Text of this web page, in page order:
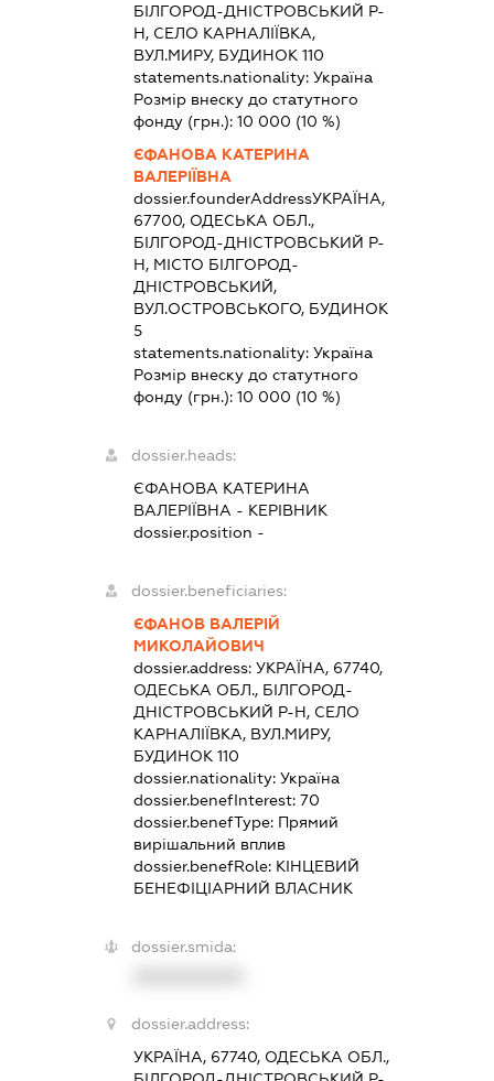
БІЛГОРОД-ДНІСТРОВСЬКИЙ Р-
Н, СЕЛО КАРНАЛІЇВКА,
ВУЛ.МИРУ, БУДИНОК 110
statements.nationality: Україна
Розмір внеску до статутного
фонду (грн.): 10 000 (10 %)
ЄФАНОВА КАТЕРИНА
ВАЛЕРІЇВНА
dossier.founderAddressУКРАЇНА,
67700, ОДЕСЬКА ОБЛ.,
БІЛГОРОД-ДНІСТРОВСЬКИЙ Р-
Н, МІСТО БІЛГОРОД-
ДНІСТРОВСЬКИЙ,
ВУЛ.ОСТРОВСЬКОГО, БУДИНОК
5
statements.nationality: Україна
Розмір внеску до статутного
фонду (грн.): 10 000 (10 %)
dossier.heads:
ЄФАНОВА КАТЕРИНА
ВАЛЕРІЇВНА - КЕРІВНИК
dossier.position -
dossier.beneficiaries:
ЄФАНОВ ВАЛЕРІЙ
МИКОЛАЙОВИЧ
dossier.address: УКРАЇНА, 67740,
ОДЕСЬКА ОБЛ., БІЛГОРОД-
ДНІСТРОВСЬКИЙ Р-Н, СЕЛО
КАРНАЛІЇВКА, ВУЛ.МИРУ,
БУДИНОК 110
dossier.nationality: Україна
dossier.benefInterest: 70
dossier.benefType: Прямий
вирішальний вплив
dossier.benefRole: КІНЦЕВИЙ
БЕНЕФІЦІАРНИЙ ВЛАСНИК
dossier.smida:
dossier.address:
УКРАЇНА, 67740, ОДЕСЬКА ОБЛ.,